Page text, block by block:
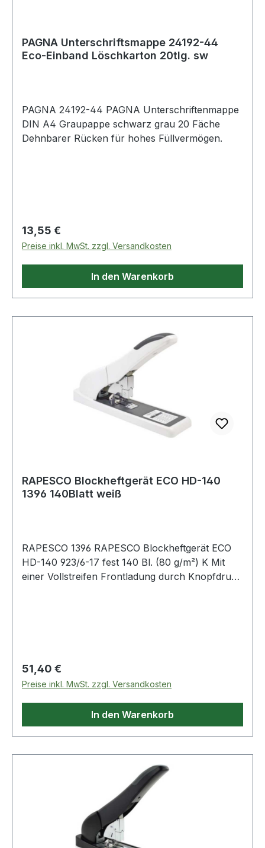
PAGNA Unterschriftsmappe 24192-44
Eco-Einband Löschkarton 20tlg. sw
PAGNA 24192-44 PAGNA Unterschriftenmappe
DIN A4 Graupappe schwarz grau 20 Fäche
Dehnbarer Rücken für hohes Füllvermögen.
Regulärer Preis:
13,55 €
Preise inkl. MwSt. zzgl. Versandkosten
In den Warenkorb
RAPESCO Blockheftgerät ECO HD-140
1396 140Blatt weiß
RAPESCO 1396 RAPESCO Blockheftgerät ECO
HD-140 923/6-17 fest 140 Bl. (80 g/m²) K Mit
einer Vollstreifen Frontladung durch Knopfdruck
Regulärer Preis:
51,40 €
Preise inkl. MwSt. zzgl. Versandkosten
In den Warenkorb